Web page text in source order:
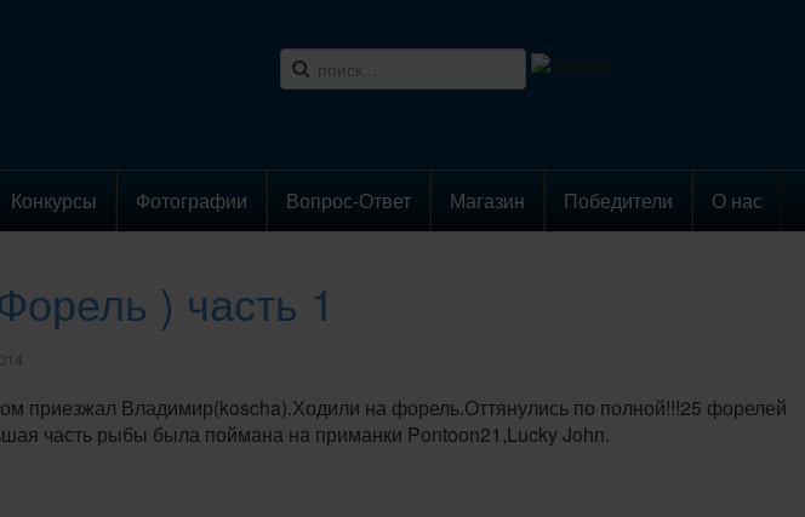
Конкурсы Фотографии Вопрос-Ответ Магазин Победители О нас
) часть 1
приезжал Владимир(koscha).Ходили на форель.Оттянулись по полной!!!25 форелей
часть рыбы была поймана на приманки Pontoon21,Lucky John.